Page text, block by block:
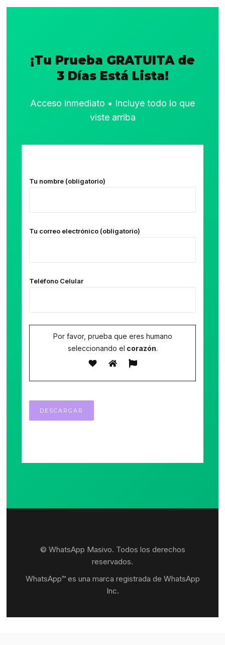
¡Tu Prueba GRATUITA de
3 Días Está Lista!
Acceso inmediato • Incluye todo lo que
viste arriba
Tu nombre (obligatorio)
Tu correo electrónico (obligatorio)
Teléfono Celular
Por favor, prueba que eres humano
seleccionando el corazón.
© WhatsApp Masivo. Todos los derechos
reservados.
WhatsApp™ es una marca registrada de WhatsApp
Inc.